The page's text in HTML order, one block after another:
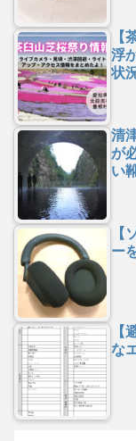
浮
状
清
が
い
ー
な